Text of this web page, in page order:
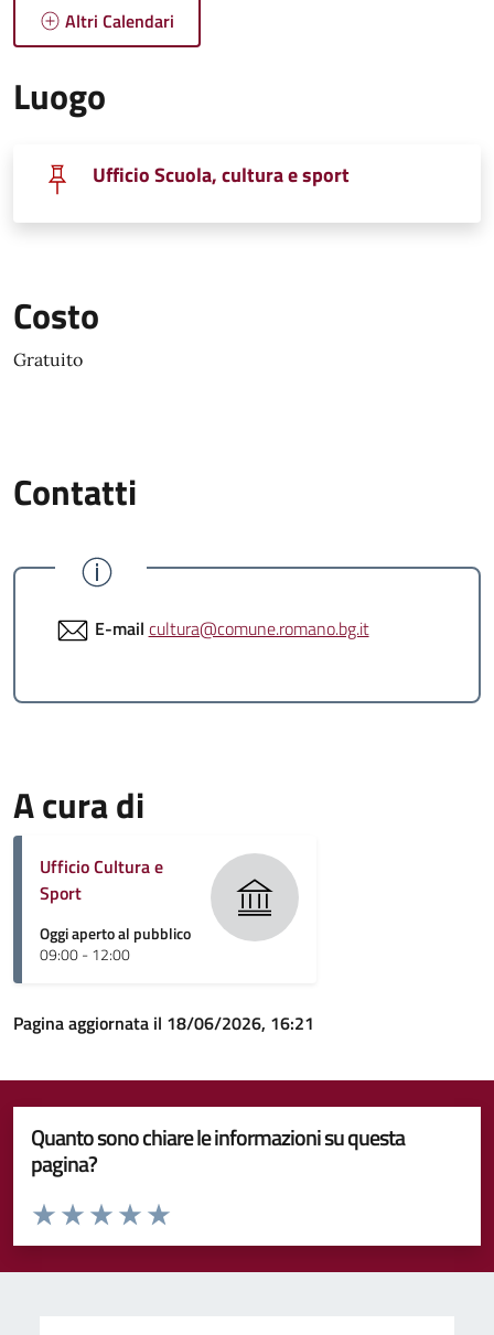
Altri Calendari
Luogo
Ufficio Scuola, cultura e sport
Costo
Gratuito
Contatti
E-mail cultura@comune.romano.bg.it
A cura di
Ufficio Cultura e
Sport
Oggi aperto al pubblico
09:00 - 12:00
Pagina aggiornata il 18/06/2026, 16:21
Quanto sono chiare le informazioni su questa
pagina?
Valuta da 1 a 5 stelle la pagina
Valuta 5 stelle su 5
Valuta 4 stelle su 5
Valuta 3 stelle su 5
Valuta 2 stelle su 5
Valuta 1 stelle su 5